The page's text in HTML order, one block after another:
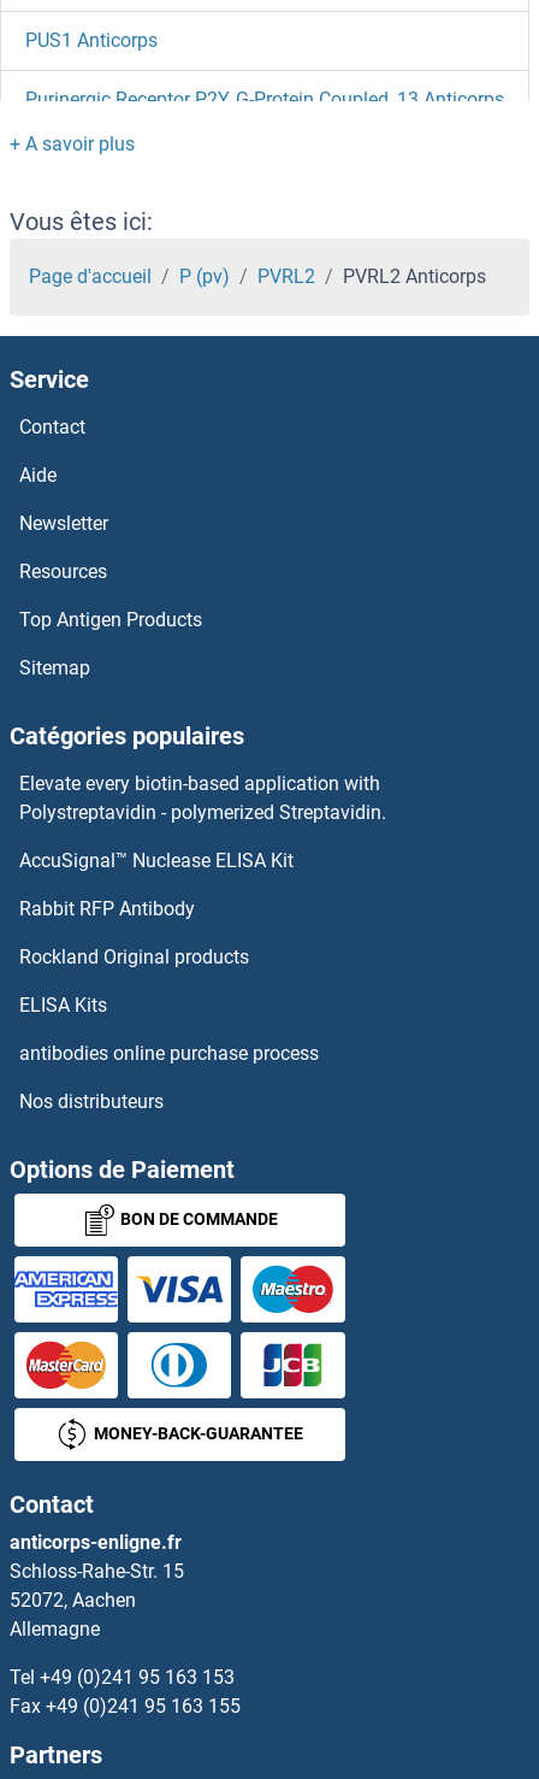
PUS1 Anticorps
Purinergic Receptor P2Y, G-Protein Coupled, 13 Anticorps
Purine-Rich Element Binding Protein B Anticorps
Purine Nucleoside Phosphorylase Anticorps
PURA Anticorps
PUMA Anticorps
PUM1 Anticorps
PTX4 Anticorps
PTX3 Anticorps
PTTG1 Anticorps
PTS Anticorps
PTRHD1 Anticorps
PWP1 Anticorps
PXK Anticorps
PXMP2 Anticorps
PYCARD Anticorps
PYCR1 Anticorps
PYCR2 Anticorps
PYCRL Anticorps
PYDC1 Anticorps
PYGB Anticorps
PYGL Anticorps
PYGO1 Anticorps
PYGO2 Anticorps
PYHIN1 Anticorps
Vous êtes ici:
Page d'accueil P (pv) PVRL2 PVRL2 Anticorps
Service
Contact
Aide
Newsletter
Resources
Top Antigen Products
Sitemap
Catégories populaires
Elevate every biotin-based application with
Polystreptavidin - polymerized Streptavidin.
AccuSignal™ Nuclease ELISA Kit
Rabbit RFP Antibody
Rockland Original products
ELISA Kits
antibodies online purchase process
Nos distributeurs
Options de Paiement
BON DE COMMANDE
MONEY-BACK-GUARANTEE
Contact
anticorps-enligne.fr
Schloss-Rahe-Str. 15
52072, Aachen
Allemagne
Tel +49 (0)241 95 163 153
Fax +49 (0)241 95 163 155
Partners